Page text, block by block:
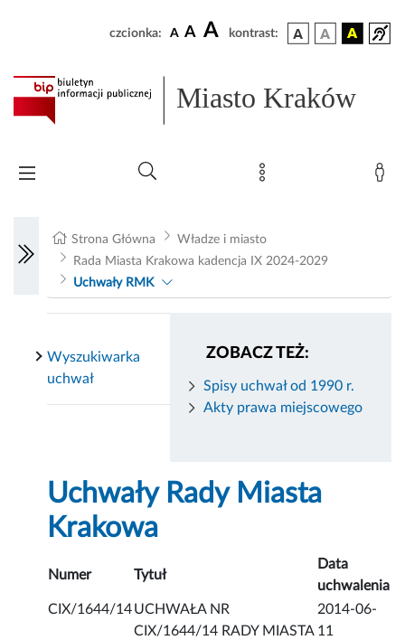
czcionka: A A A kontrast:
Miasto Kraków
Strona Główna
Władze i miasto
Rada Miasta Krakowa kadencja IX 2024-2029
Uchwały RMK
ZOBACZ TEŻ:
Spisy uchwał od 1990 r.
Akty prawa miejscowego
Wyszukiwarka
uchwał
Uchwały Rady Miasta
Krakowa
Numer Tytuł
Data
uchwalenia
CIX/1644/14UCHWAŁA NR
CIX/1644/14 RADY MIASTA
2014-06-
11